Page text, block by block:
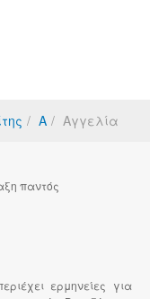
Α Αγγελία
παντός
ερμηνείες για